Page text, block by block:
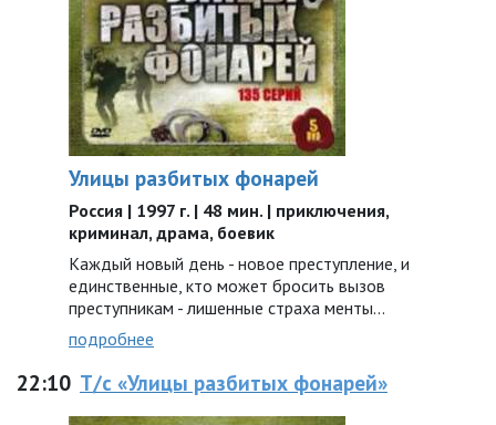
Улицы разбитых фонарей
Россия | 1997 г. | 48 мин. | приключения,
криминал, драма, боевик
Каждый новый день - новое преступление, и
единственные, кто может бросить вызов
преступникам - лишенные страха менты...
подробнее
22:10 Т/с «Улицы разбитых фонарей»